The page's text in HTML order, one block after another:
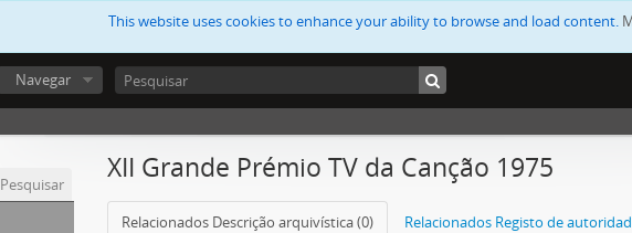
This website uses cookies to enhance your ability to browse and load content.
Navegar
Pesquisar XII Grande Prémio TV da Canção 1975
Relacionados Descrição arquivística (0) Relacionados Registo de